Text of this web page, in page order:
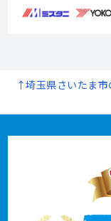
↑埼玉県さいたま